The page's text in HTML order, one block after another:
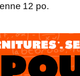
12 po.